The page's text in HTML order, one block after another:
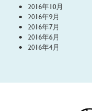
2016年10月
2016年9月
2016年7月
2016年6月
2016年4月